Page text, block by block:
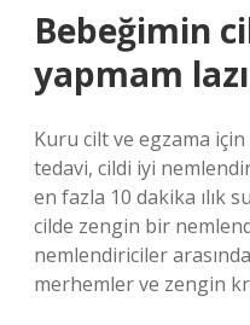
Bebeğimin
yapmam
Kuru cilt ve egzama
tedavi, cildi iyi
en fazla 10 dakika ılık
cilde zengin bir
nemlendiriciler
merhemler ve zengin